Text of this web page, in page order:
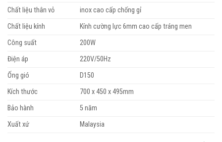
Chất liệu thân vỏ
inox cao cấp chống gỉ
Chất liệu kính
Kính cường lực 6mm cao cấp tráng men
Công suất
200W
Điện áp
220V/50Hz
Ống gió
D150
Kích thước
700 x 450 x 495mm
Bảo hành
5 năm
Xuất xứ
Malaysia